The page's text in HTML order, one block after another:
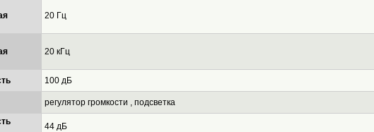
20 Гц
20 кГц
100 дБ
регулятор громкости , подсветка
44 дБ